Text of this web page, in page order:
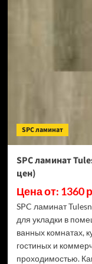
SPC ламинат
SPC ламинат
цен)
Цена от: 1360
SPC ламинат
для укладки в
ванных комнатах,
гостиных и
проходимостью.